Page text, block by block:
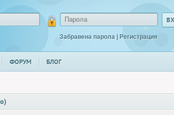
Забравена парола | Регистрация
ФОРУМ БЛОГ